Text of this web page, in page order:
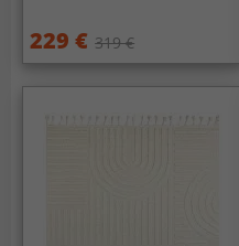
229 € 319 €